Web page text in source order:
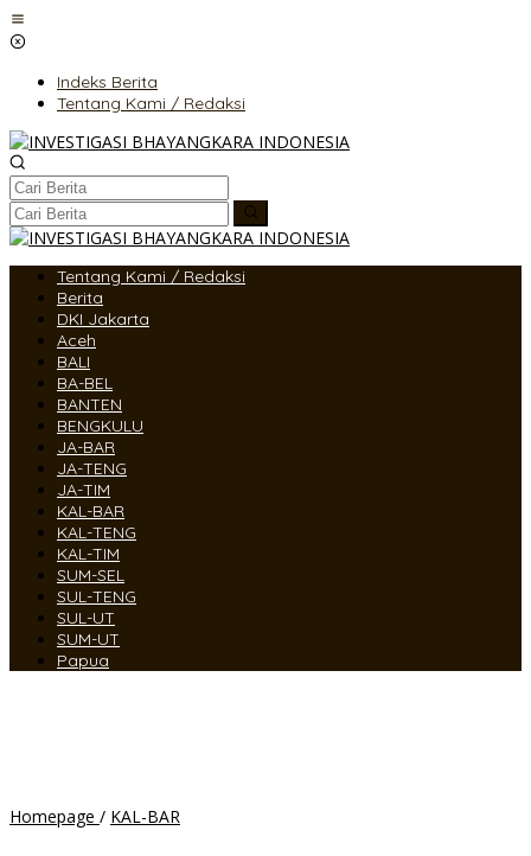
Lewati
ke
Indeks Berita
Tentang Kami / Redaksi
Tentang Kami / Redaksi
Berita
DKI Jakarta
Aceh
BALI
BA-BEL
BANTEN
BENGKULU
JA-BAR
JA-TENG
JA-TIM
KAL-BAR
KAL-TENG
KAL-TIM
SUM-SEL
SUL-TENG
SUL-UT
SUM-UT
Papua
Homepage / KAL-BAR